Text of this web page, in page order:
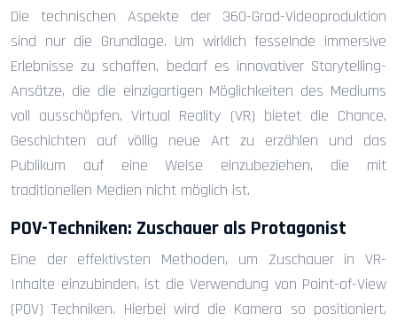
Die technischen Aspekte der 360-Grad-Videoproduktion
sind nur die Grundlage. Um wirklich fesselnde immersive
Erlebnisse zu schaffen, bedarf es innovativer Storytelling-
Ansätze, die die einzigartigen Möglichkeiten des Mediums
voll ausschöpfen. Virtual Reality (VR) bietet die Chance,
Geschichten auf völlig neue Art zu erzählen und das
Publikum auf eine Weise einzubeziehen, die mit
traditionellen Medien nicht möglich ist.
POV-Techniken: Zuschauer als Protagonist
Eine der effektivsten Methoden, um Zuschauer in VR-
Inhalte einzubinden, ist die Verwendung von Point-of-View
(POV) Techniken. Hierbei wird die Kamera so positioniert,